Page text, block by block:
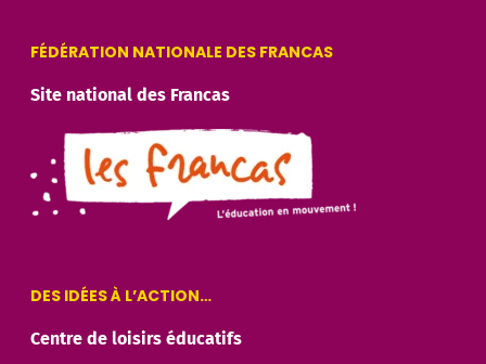
FÉDÉRATION NATIONALE DES FRANCAS
Site national des Francas
DES IDÉES À L’ACTION…
Centre de loisirs éducatifs